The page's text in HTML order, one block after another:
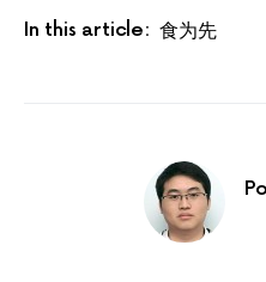
In this article: 食为先